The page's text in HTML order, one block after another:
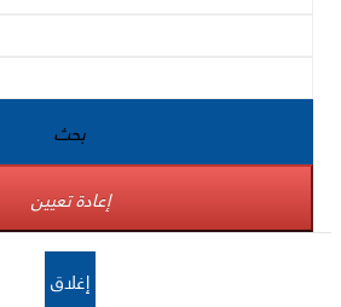
بحث
إعادة تعيين
إغلاق